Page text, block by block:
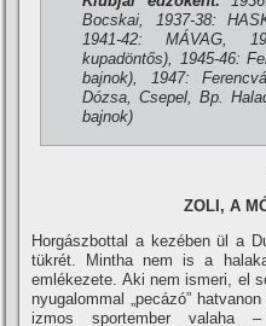
Bocskai, 1937-38:
1941-42: MÁVAG,
kupadöntős), 1945-46:
bajnok), 1947:
Dózsa, Csepel, Bp.
bajnok)
ZOLI, A
Horgászbottal a kezében ül a
tükrét. Mintha nem is a
emlékezete. Aki nem ismeri, el
nyugalommal „pecázó”
izmos sportember